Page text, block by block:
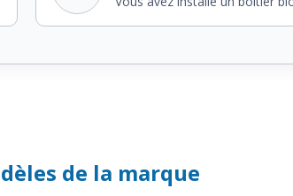
de la marque